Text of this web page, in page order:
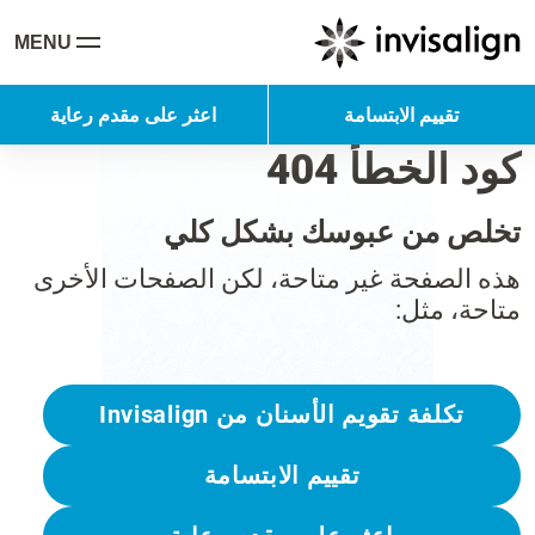
MENU
تقييم الابتسامة اعثر على مقدم رعاية
كود الخطأ 404
تخلص من عبوسك بشكل كلي
هذه الصفحة غير متاحة، لكن الصفحات الأخرى
متاحة، مثل:
تكلفة تقويم الأسنان من Invisalign
تقييم الابتسامة